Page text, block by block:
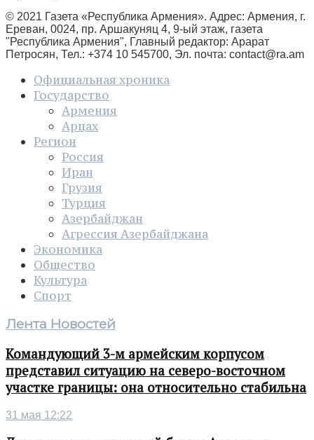
© 2021 Газета «Республика Армения». Адрес: Армения, г.
Ереван, 0024, пр. Аршакуняц 4, 9-ый этаж, газета
"Республика Армения", Главный редактор: Арарат
Петросян, Тел.: +374 10 545700, Эл. почта: contact@ra.am
Официальная хроника
Государство
Армения
Арцах
Регион
Россия
Иран
Грузия
Турция
Азербайджан
Агрессия Азербайджана
Экономика
Общество
Культура
Спорт
Лента Новостей
Командующий 3-м армейским корпусом
представил ситуацию на северо-восточном
участке границы: она относительно стабильна
31 мая 12:22